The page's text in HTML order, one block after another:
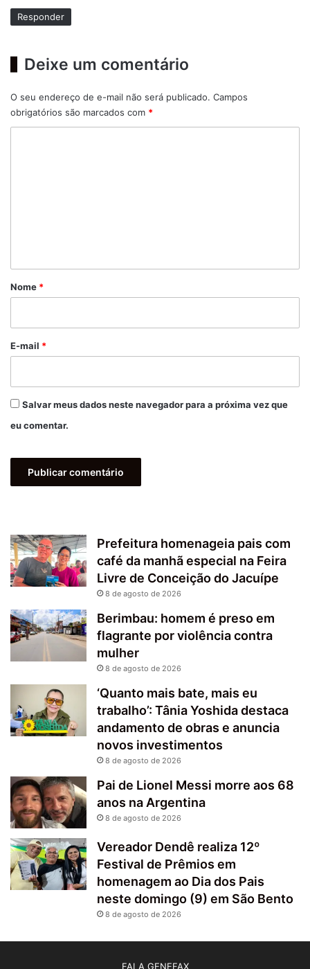
Responder
Deixe um comentário
O seu endereço de e-mail não será publicado. Campos
obrigatórios são marcados com *
r
*
Nome *
E-mail *
Salvar meus dados neste navegador para a próxima vez que
eu comentar.
Prefeitura homenageia pais com
café da manhã especial na Feira
Livre de Conceição do Jacuípe
8 de agosto de 2026
Berimbau: homem é preso em
flagrante por violência contra
mulher
8 de agosto de 2026
‘Quanto mais bate, mais eu
trabalho’: Tânia Yoshida destaca
andamento de obras e anuncia
novos investimentos
8 de agosto de 2026
Pai de Lionel Messi morre aos 68
anos na Argentina
8 de agosto de 2026
Vereador Dendê realiza 12º
Festival de Prêmios em
homenagem ao Dia dos Pais
neste domingo (9) em São Bento
8 de agosto de 2026
FALA GENEFAX